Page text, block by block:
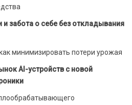
забота о себе без откладывания
минимизировать потери урожая
AI-устройств с новой